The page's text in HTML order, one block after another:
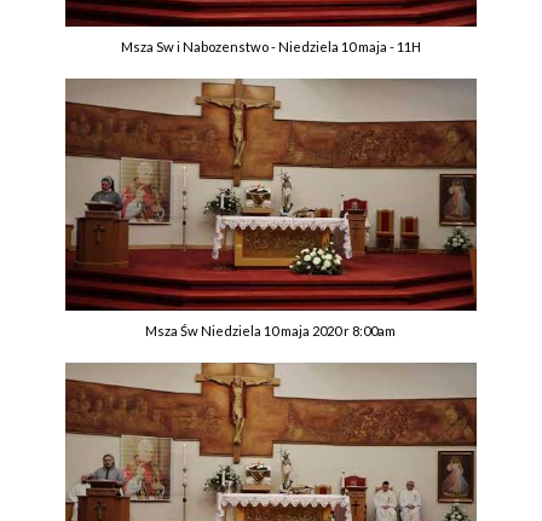
Msza Sw i Nabozenstwo - Niedziela 10 maja - 11H
Msza Św Niedziela 10 maja 2020 r 8:00am